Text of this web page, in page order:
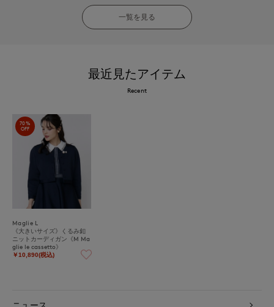
一覧を見る
最近見たアイテム
Recent
70%
OFF
Maglie L
《大きいサイズ》くるみ釦
ニットカーディガン《M Ma
glie le cassetto》
￥10,890(税込)